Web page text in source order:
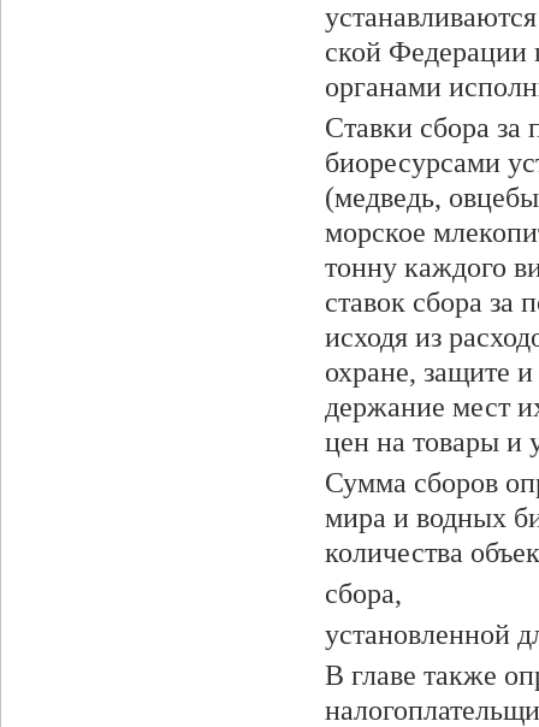
ской Федерации
органами
Ставки сбора за
биоресурсами
(медведь,
морское
тонну каждого
ставок сбора за
исходя из
охране, защите
держание мест
цен на товары и
Сумма сборов
мира и водных
количества
сбора,
установленной
В главе также